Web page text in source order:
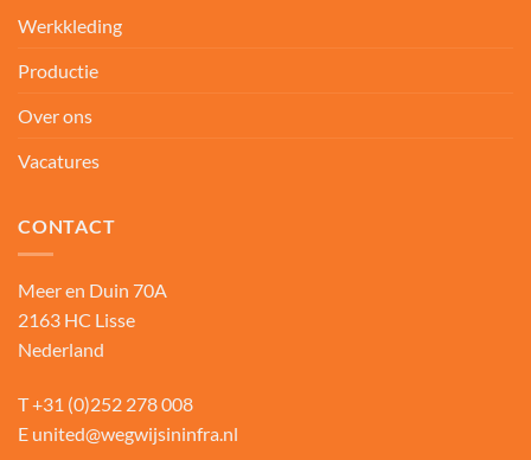
Werkkleding
Productie
Over ons
Vacatures
CONTACT
Meer en Duin 70A
2163 HC Lisse
Nederland
T+31 (0)252 278 008
E united@wegwijsininfra.nl